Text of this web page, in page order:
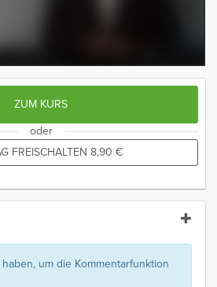
ZUM KURS
oder
FREISCHALTEN 8,90 €
um die Kommentarfunktion